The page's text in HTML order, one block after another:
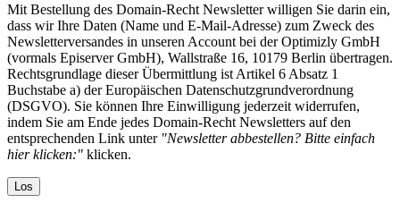
Mit Bestellung des Domain-Recht Newsletter willigen Sie darin ein,
dass wir Ihre Daten (Name und E-Mail-Adresse) zum Zweck des
Newsletterversandes in unseren Account bei der Optimizly GmbH
(vormals Episerver GmbH), Wallstraße 16, 10179 Berlin übertragen.
Rechtsgrundlage dieser Übermittlung ist Artikel 6 Absatz 1
Buchstabe a) der Europäischen Datenschutzgrundverordnung
(DSGVO). Sie können Ihre Einwilligung jederzeit widerrufen,
indem Sie am Ende jedes Domain-Recht Newsletters auf den
entsprechenden Link unter "Newsletter abbestellen? Bitte einfach
hier klicken:" klicken.